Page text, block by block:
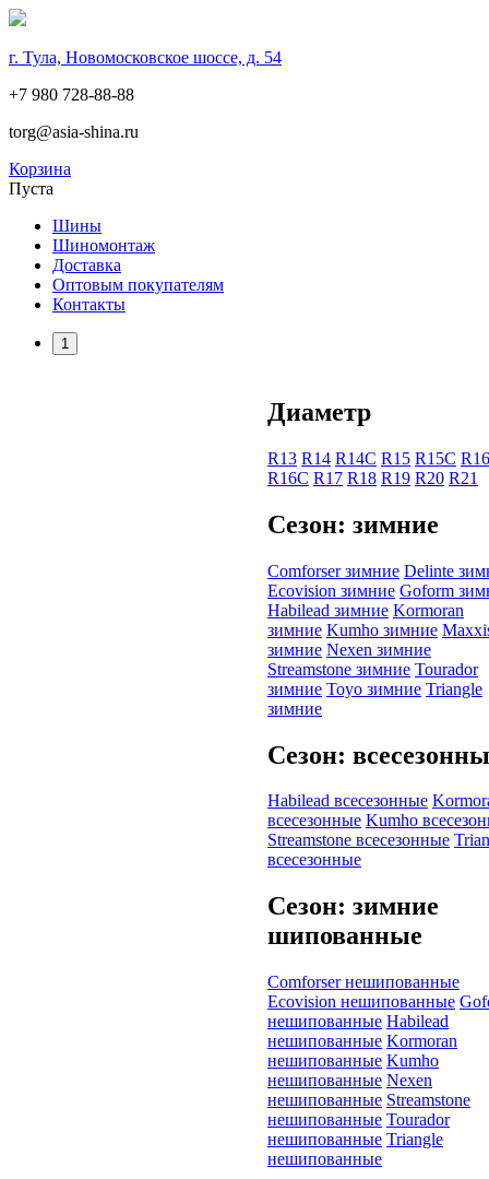
г. Тула, Новомосковское шоссе, д. 54
+7 980 728-88-88
torg@asia-shina.ru
Корзина
Пуста
Шины
Шиномонтаж
Доставка
Оптовым покупателям
Контакты
1
Диаметр
R13 R14 R14С R15 R15С R16
R16С R17 R18 R19 R20 R21
Сезон: зимние
Comforser зимние Delinte
Ecovision зимние Goform
Habilead зимние Kormoran
зимние Kumho зимние
зимние Nexen зимние
Streamstone зимние Tourador
зимние Toyo зимние Triangle
зимние
Сезон:
Habilead всесезонные
всесезонные Kumho
Streamstone всесезонные
всесезонные
Сезон: зимние
шипованные
Comforser нешипованные
Ecovision нешипованные
нешипованные Habilead
нешипованные Kormoran
нешипованные Kumho
нешипованные Nexen
нешипованные Streamstone
нешипованные Tourador
нешипованные Triangle
нешипованные